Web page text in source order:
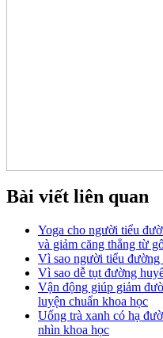
Bài viết liên quan
Yoga cho người tiểu
và giảm căng thẳng từ
Vì sao người tiểu đường
Vì sao dễ tụt đường
Vận động giúp giảm
luyện chuẩn khoa học
Uống trà xanh có hạ
nhìn khoa học